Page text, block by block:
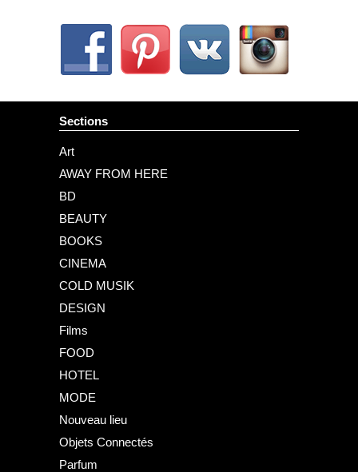
Sections
Art
AWAY FROM HERE
BD
BEAUTY
BOOKS
CINEMA
COLD MUSIK
DESIGN
Films
FOOD
HOTEL
MODE
Nouveau lieu
Objets Connectés
Parfum